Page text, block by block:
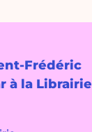
Frédéric
à la Librairie